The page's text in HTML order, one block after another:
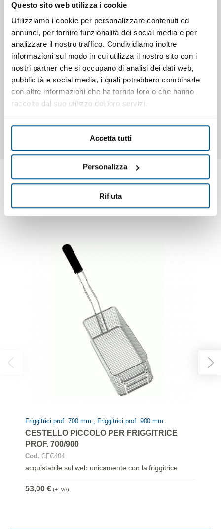
Questo sito web utilizza i cookie
Utilizziamo i cookie per personalizzare contenuti ed
annunci, per fornire funzionalità dei social media e per
analizzare il nostro traffico. Condividiamo inoltre
informazioni sul modo in cui utilizza il nostro sito con i
nostri partner che si occupano di analisi dei dati web,
pubblicità e social media, i quali potrebbero combinarle
con altre informazioni che ha fornito loro o che hanno
raccolto dal suo utilizzo dei loro servizi.
Accetta tutti
Personalizza
Rifiuta
camini interni (altri fabbricanti normalmente per le parti
interne utilizzano lamiera zincata) • Condotti gas dei
bruciatori primari in tubo inox flessibile • Accensione
tramite generatore meccanico piezo • Invaso a passo con
scivolo anteriore realizzato tramite stampaggio •
Bacinella trasporto olio con filtro • N. 1 cestello grande e
N. 2 cestelli piccoli in dotazione • Valvole di tipo
meccanico senza necessità di connessione elettrica e
che consentono una isteresi di soli 10°C • Scambiatori di
alta produttività.
Ti potrebbero interessare anche
Friggitrici prof. 700 mm., Friggitrici prof. 900 mm.
CESTELLO PICCOLO PER FRIGGITRICE
PROF. 700/900
Cod. CFC404
acquistabile sul web unicamente con la friggitrice
53,00 € (+ IVA)